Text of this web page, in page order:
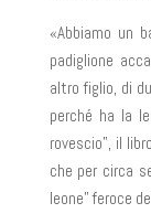
«Abbiamo un
padiglione
altro figlio, di
perché ha la
rovescio”, il
che per circa
leone” feroce